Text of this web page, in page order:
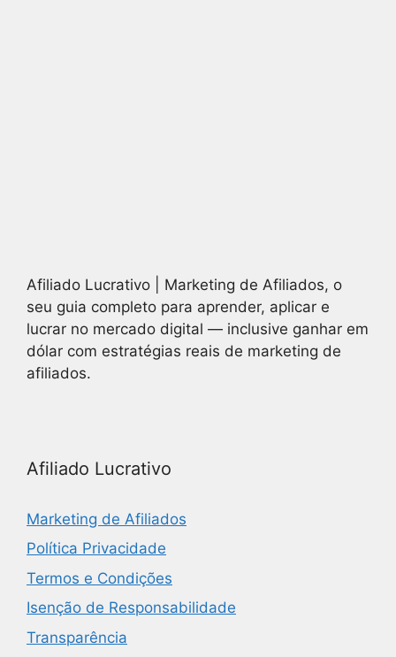
Afiliado Lucrativo | Marketing de Afiliados, o
seu guia completo para aprender, aplicar e
lucrar no mercado digital — inclusive ganhar em
dólar com estratégias reais de marketing de
afiliados.
Afiliado Lucrativo
Marketing de Afiliados
Política Privacidade
Termos e Condições
Isenção de Responsabilidade
Transparência